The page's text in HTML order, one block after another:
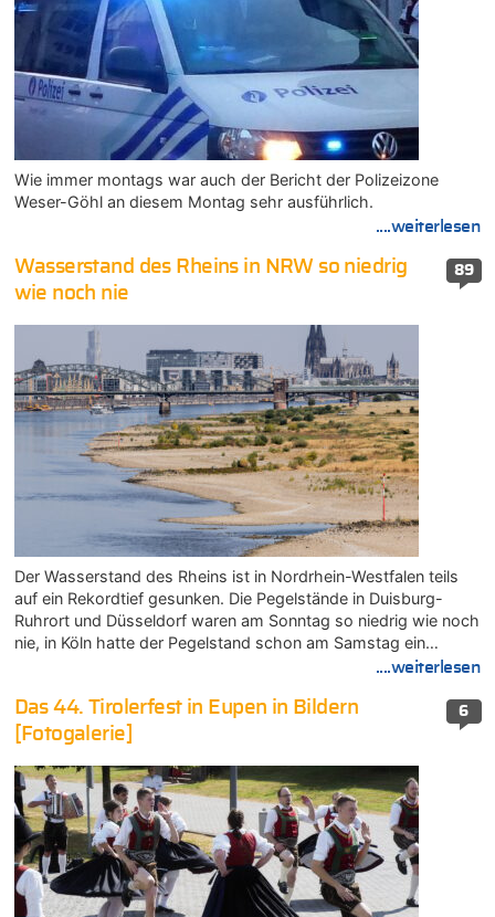
Wie immer montags war auch der Bericht der Polizeizone
Weser-Göhl an diesem Montag sehr ausführlich.
....weiterlesen
89
Wasserstand des Rheins in NRW so niedrig
wie noch nie
Der Wasserstand des Rheins ist in Nordrhein-Westfalen teils
auf ein Rekordtief gesunken. Die Pegelstände in Duisburg-
Ruhrort und Düsseldorf waren am Sonntag so niedrig wie noch
nie, in Köln hatte der Pegelstand schon am Samstag ein…
....weiterlesen
6
Das 44. Tirolerfest in Eupen in Bildern
[Fotogalerie]